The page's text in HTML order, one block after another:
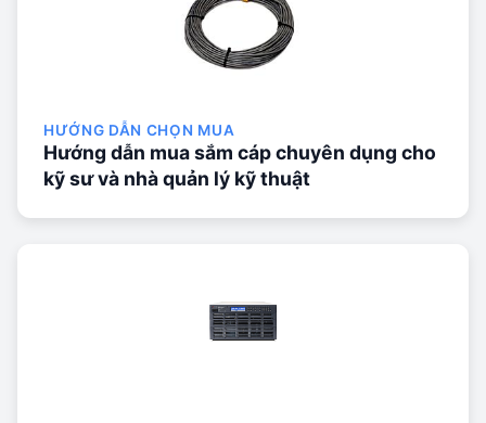
HƯỚNG DẪN CHỌN MUA
Hướng dẫn mua sắm cáp chuyên dụng cho
kỹ sư và nhà quản lý kỹ thuật